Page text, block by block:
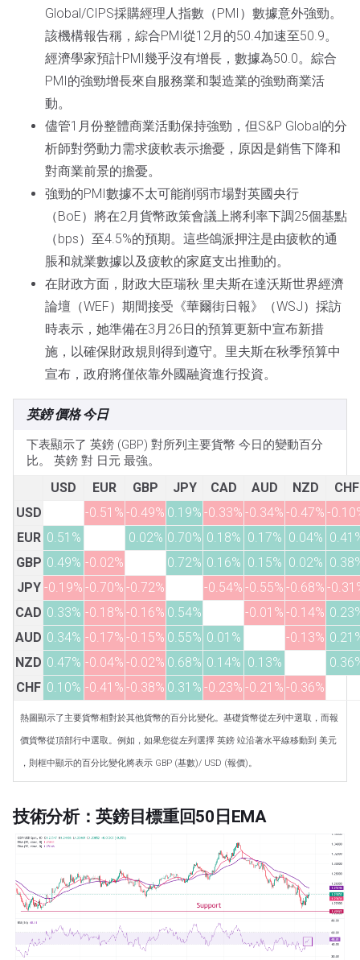
Global/CIPS採購經理人指數（PMI）數據意外強勁。
該機構報告稱，綜合PMI從12月的50.4加速至50.9。
經濟學家預計PMI幾乎沒有增長，數據為50.0。綜合
PMI的強勁增長來自服務業和製造業的強勁商業活
動。
儘管1月份整體商業活動保持強勁，但S&P Global的分
析師對勞動力需求疲軟表示擔憂，原因是銷售下降和
對商業前景的擔憂。
強勁的PMI數據不太可能削弱市場對英國央行
（BoE）將在2月貨幣政策會議上將利率下調25個基點
（bps）至4.5%的預期。這些鴿派押注是由疲軟的通
脹和就業數據以及疲軟的家庭支出推動的。
在財政方面，財政大臣瑞秋·里夫斯在達沃斯世界經濟
論壇（WEF）期間接受《華爾街日報》（WSJ）採訪
時表示，她準備在3月26日的預算更新中宣布新措
施，以確保財政規則得到遵守。里夫斯在秋季預算中
宣布，政府將僅依靠外國融資進行投資。
英鎊 價格 今日
下表顯示了 英鎊 (GBP) 對所列主要貨幣 今日的變動百分
比。 英鎊 對 日元 最強。
USD EUR GBP JPY CAD AUD NZD
CHF
USD
-0.51% -0.49% 0.19% -0.33% -0.34% -0.47% -
EUR 0.51% 0.02% 0.70% 0.18% 0.17% 0.04%
GBP 0.49% -0.02% 0.72% 0.16% 0.15% 0.02%
JPY -0.19% -0.70% -0.72% -0.54% -0.55% -0.68% -
CAD 0.33% -0.18% -0.16% 0.54% -0.01% -0.14%
AUD 0.34% -0.17% -0.15% 0.55% 0.01% -0.13%
NZD 0.47% -0.04% -0.02% 0.68% 0.14% 0.13%
CHF 0.10% -0.41% -0.38% 0.31% -0.23% -0.21% -0.36%
熱圖顯示了主要貨幣相對於其他貨幣的百分比變化。基礎貨幣從左列中選取，而報
價貨幣從頂部行中選取。例如，如果您從左列選擇 英鎊 竝沿著水平線移動到 美元
，則框中顯示的百分比變化將表示 GBP (基數)/ USD (報價)。
技術分析：英鎊目標重回50日EMA